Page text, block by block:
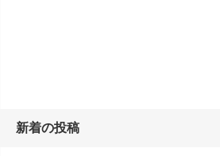
新着の投稿